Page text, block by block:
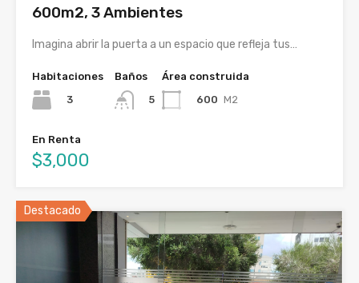
600m2, 3 Ambientes
Imagina abrir la puerta a un espacio que refleja tus…
Habitaciones
3
Baños
5
Área construida
600 M2
En Renta
$3,000
Destacado